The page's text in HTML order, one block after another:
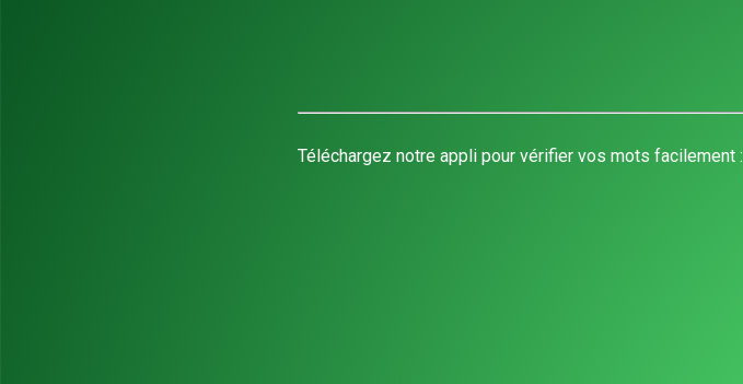
Téléchargez notre appli pour vérifier vos mots facilement :